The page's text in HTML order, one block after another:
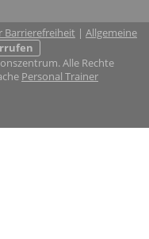
Barrierefreiheit | Allgemeine
Alle Rechte
Personal Trainer